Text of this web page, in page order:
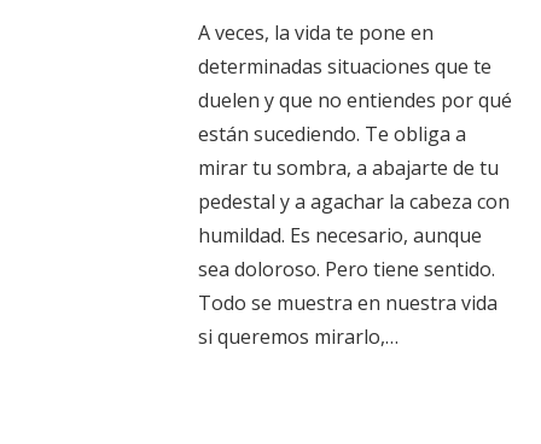
A veces, la vida te pone en
determinadas situaciones que te
duelen y que no entiendes por qué
están sucediendo. Te obliga a
mirar tu sombra, a abajarte de tu
pedestal y a agachar la cabeza con
humildad. Es necesario, aunque
sea doloroso. Pero tiene sentido.
Todo se muestra en nuestra vida
si queremos mirarlo,…